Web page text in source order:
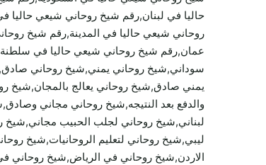
حاليا في لبنان,رقم شيخ روحاني شيعي
روحاني شيعي حاليا في المدينة,رقم شيخ
عمان,رقم شيخ روحاني شيعي حاليا في
سوداني,شيخ روحاني يمني,شيخ روحاني
يمني صادق,شيخ روحاني يعالج بالمجان,شيخ
والدفع بعد النتيجه,شيخ روحاني مجاني
لبناني,شيخ روحاني لجلب الحبيب مجاني,شيخ
ليبي,شيخ روحاني لتعليم الروحانيات,شيخ
الاردن,شيخ روحاني في الرياض,شيخ